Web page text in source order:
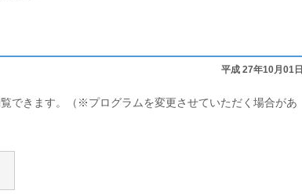
平成 27年10月01日
できます。（※プログラムを変更させていただく場合があ